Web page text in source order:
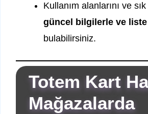
Kullanım alanlarını ve
güncel bilgilerle ve
bulabilirsiniz.
Totem Kart
Mağazalarda